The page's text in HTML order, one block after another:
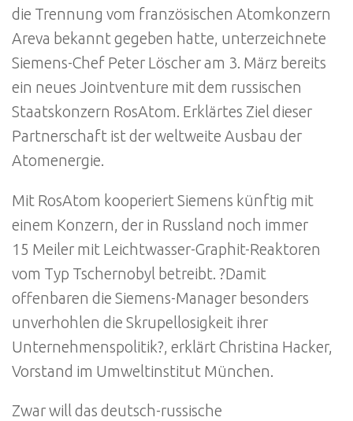
die Trennung vom französischen Atomkonzern
Areva bekannt gegeben hatte, unterzeichnete
Siemens-Chef Peter Löscher am 3. März bereits
ein neues Jointventure mit dem russischen
Staatskonzern RosAtom. Erklärtes Ziel dieser
Partnerschaft ist der weltweite Ausbau der
Atomenergie.
Mit RosAtom kooperiert Siemens künftig mit
einem Konzern, der in Russland noch immer
15 Meiler mit Leichtwasser-Graphit-Reaktoren
vom Typ Tschernobyl betreibt. ?Damit
offenbaren die Siemens-Manager besonders
unverhohlen die Skrupellosigkeit ihrer
Unternehmenspolitik?, erklärt Christina Hacker,
Vorstand im Umweltinstitut München.
Zwar will das deutsch-russische